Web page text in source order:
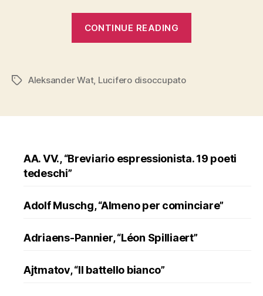
CONTINUE READING
TagsAleksander Wat, Lucifero disoccupato
AA. VV., “Breviario espressionista. 19 poeti
tedeschi”
Adolf Muschg, “Almeno per cominciare”
Adriaens-Pannier, “Léon Spilliaert”
Ajtmatov, “Il battello bianco”